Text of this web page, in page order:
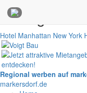
Anzeigen
Hotel Manhattan New York
Regional werben auf
markersdorf.de